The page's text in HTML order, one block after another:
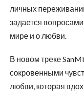
личных
задается
мире и о любви.
В новом треке
сокровенными
любви, которая